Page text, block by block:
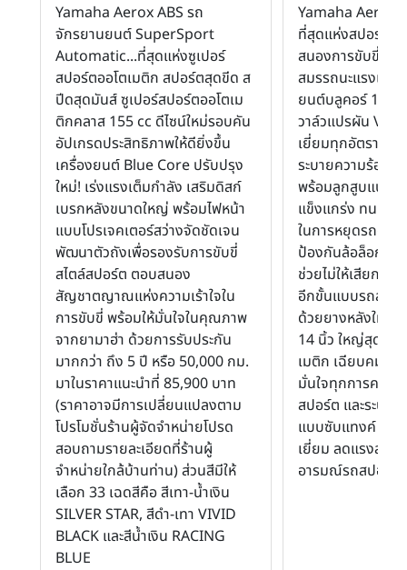
Yamaha Aerox ABS รถ
จักรยานยนต์ SuperSport
Automatic...ที่สุดแห่งซูเปอร์
สปอร์ตออโตเมติก สปอร์ตสุดขีด ส
ปีดสุดมันส์ ซูเปอร์สปอร์ตออโตเม
ติกคลาส 155 cc ดีไซน์ใหม่รอบคัน
อัปเกรดประสิทธิภาพให้ดียิ่งขึ้น
เครื่องยนต์ Blue Core ปรับปรุง
ใหม่! เร่งแรงเต็มกำลัง เสริมดิสก์
เบรกหลังขนาดใหญ่ พร้อมไฟหน้า
แบบโปรเจคเตอร์สว่างจัดชัดเจน
พัฒนาตัวถังเพื่อรองรับการขับขี่
สไตล์สปอร์ต ตอบสนอง
สัญชาตญาณแห่งความเร้าใจใน
การขับขี่ พร้อมให้มั่นใจในคุณภาพ
จากยามาฮ่า ด้วยการรับประกัน
มากกว่า ถึง 5 ปี หรือ 50,000 กม.
มาในราคาแนะนำที่ 85,900 บาท
(ราคาอาจมีการเปลี่ยนแปลงตาม
โปรโมชั่นร้านผู้จัดจำหน่ายโปรด
สอบถามรายละเอียดที่ร้านผู้
จำหน่ายใกล้บ้านท่าน) ส่วนสีมีให้
เลือก 33 เฉดสีคือ สีเทา-น้ำเงิน
SILVER STAR, สีดำ-เทา VIVID
BLACK และสีน้ำเงิน RACING
BLUE
Yamaha Aerox
ที่สุดแห่งสปอร์ตอ
สนองการขับขี่ได้อ
สมรรถนะแรงเหนื
ยนต์บลูคอร์ 155
วาล์วแปรผัน
เยี่ยมทุกอัตราเร่ง
ระบายความร้อนด้
พร้อมลูกสูบแบบ
แข็งแกร่ง ทนทาน
ในการหยุดรถด้วย
ป้องกันล้อล็อกขณ
ช่วยไม่ให้เสียกา
อีกขั้นแบบรถสปอ
ด้วยยางหลังใหญ่
14 นิ้ว ใหญ่สุดใน
เมติก เฉียบคมทุก
มั่นใจทุกการคอน
สปอร์ต และระบบ
แบบซับแทงค์ ดูด
เยี่ยม ลดแรงสะท้
อารมณ์รถสปอร์ต